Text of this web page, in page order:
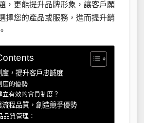
，更能提升品牌形象，讓客戶願
擇您的產品或服務，進而提升銷
度，提升客戶忠誠度
度的優勢
立有效的會員制度？
流程品質，創造競爭優勢
品質管理：